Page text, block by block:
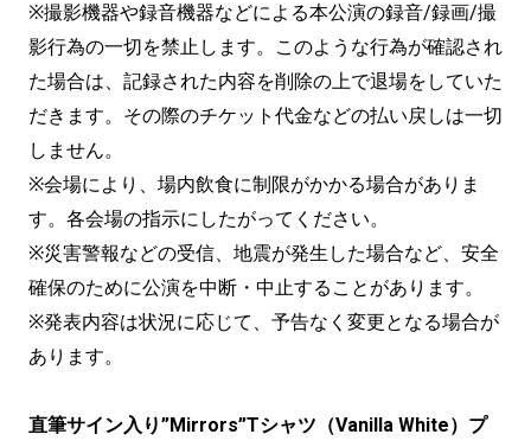
※撮影機器や録音機器などによる本公演の録音/録画/撮
影行為の一切を禁止します。このような行為が確認され
た場合は、記録された内容を削除の上で退場をしていた
だきます。その際のチケット代金などの払い戻しは一切
しません。
※会場により、場内飲食に制限がかかる場合がありま
す。各会場の指示にしたがってください。
※災害警報などの受信、地震が発生した場合など、安全
確保のために公演を中断・中止することがあります。
※発表内容は状況に応じて、予告なく変更となる場合が
あります。
直筆サイン入り”Mirrors”Tシャツ（Vanilla White）プ